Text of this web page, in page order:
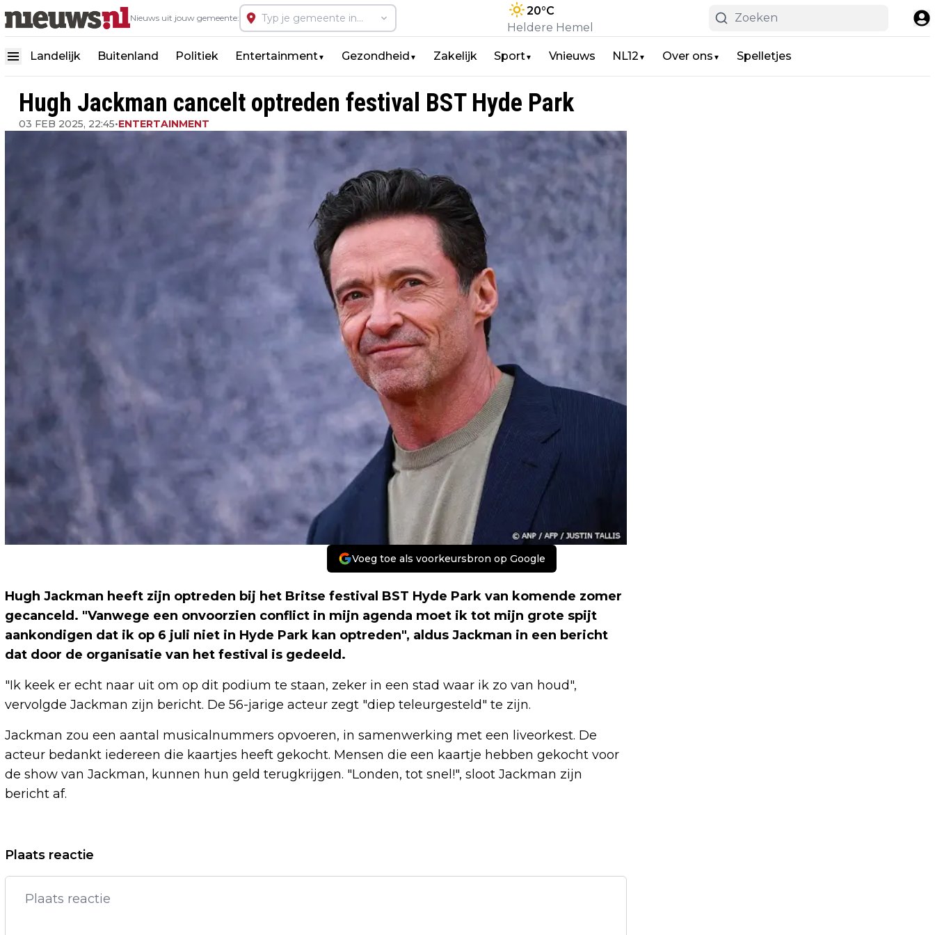
Nieuws uit jouw gemeente:
20°C
Heldere Hemel
Landelijk Buitenland Politiek Entertainment▼ Gezondheid ▼ Zakelijk Sport▼ Vnieuws NL12 ▼ Over ons ▼ Spelletjes
Hugh Jackman cancelt optreden festival BST Hyde Park
03 FEB 2025, 22:45•ENTERTAINMENT
Voeg toe als voorkeursbron op Google
Hugh Jackman heeft zijn optreden bij het Britse festival BST Hyde Park van komende zomer
gecanceld. "Vanwege een onvoorzien conflict in mijn agenda moet ik tot mijn grote spijt
aankondigen dat ik op 6 juli niet in Hyde Park kan optreden", aldus Jackman in een bericht
dat door de organisatie van het festival is gedeeld.
"Ik keek er echt naar uit om op dit podium te staan, zeker in een stad waar ik zo van houd",
vervolgde Jackman zijn bericht. De 56-jarige acteur zegt "diep teleurgesteld" te zijn.
Jackman zou een aantal musicalnummers opvoeren, in samenwerking met een liveorkest. De
acteur bedankt iedereen die kaartjes heeft gekocht. Mensen die een kaartje hebben gekocht voor
de show van Jackman, kunnen hun geld terugkrijgen. "Londen, tot snel!", sloot Jackman zijn
bericht af.
Vorig artikel
AJAX VERKOOPT AANVALLER BANEL
AAN BURNLEY
SHOWWORSTELAARS CHARLOTTE FLAIR
Plaats reactie